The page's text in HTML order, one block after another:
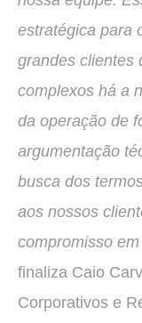
estratégica para
grandes clientes
complexos há a
da operação de
argumentação
busca dos
aos nossos
compromisso
finaliza Caio
Corporativos e